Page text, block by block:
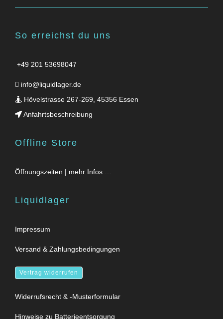
So erreichst du uns
+49 201 53698047
info@liquidlager.de
Hövelstrasse 267-269, 45356 Essen
Anfahrtsbeschreibung
Offline Store
Öffnungszeiten | mehr Infos …
Liquidlager
Impressum
Versand & Zahlungsbedingungen
Vertrag widerrufen
Widerrufsrecht & -Musterformular
Hinweise zu Batterieentsorgung